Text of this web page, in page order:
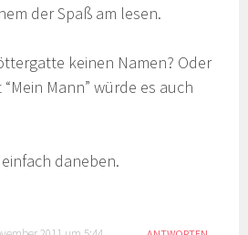
der Spaß am lesen.
keinen Namen? Oder
Mann” würde es auch
daneben.